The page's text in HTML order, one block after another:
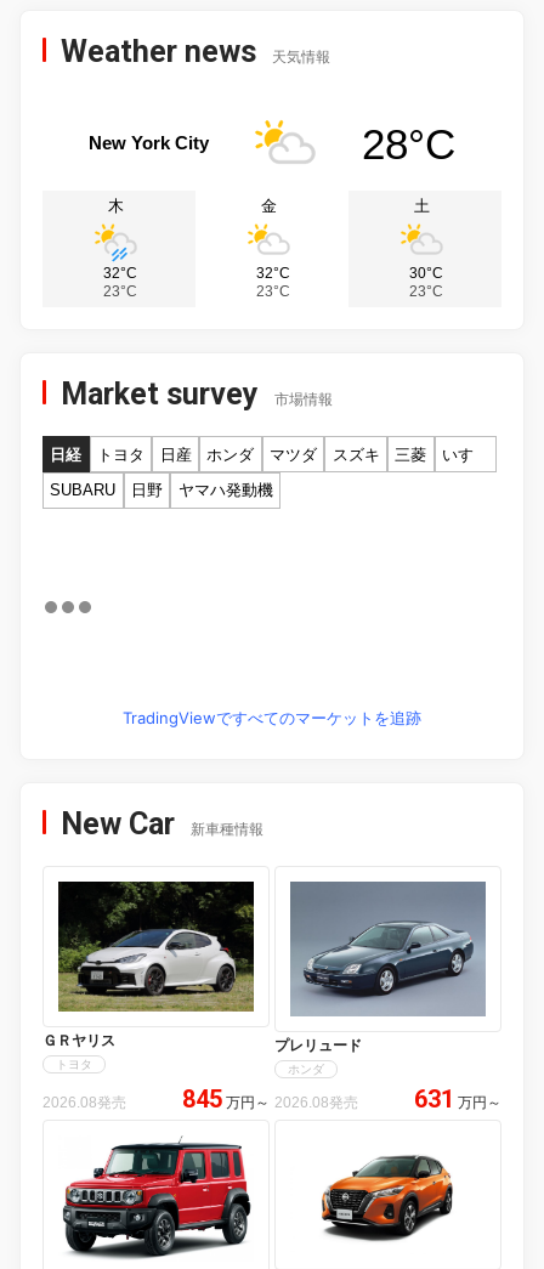
Weather news 天気情報
New York City 28°C
木
32°C
23°C
金
32°C
23°C
土
30°C
23°C
Market survey 市場情報
日経 トヨタ 日産 ホンダ マツダ スズキ 三菱
いすゞ
SUBARU
日野 ヤマハ発動機
TradingViewですべてのマーケットを追跡
New Car 新車種情報
ＧＲヤリス
トヨタ
2026.08発売 845 万円 ～
プレリュード
ホンダ
2026.08発売 631 万円 ～